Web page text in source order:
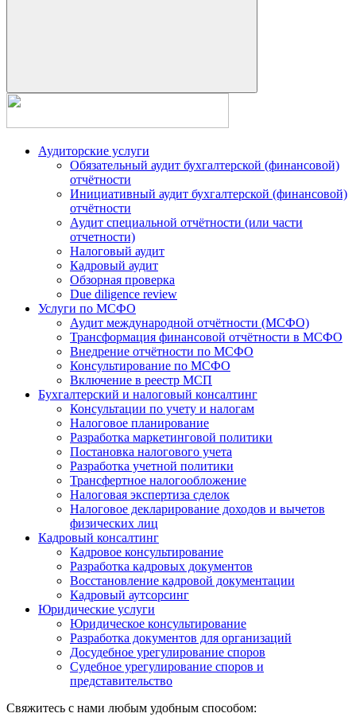
Аудиторские услуги
Обязательный аудит бухгалтерской (финансовой)
отчётности
Инициативный аудит бухгалтерской (финансовой)
отчётности
Аудит специальной отчётности (или части
отчетности)
Налоговый аудит
Кадровый аудит
Обзорная проверка
Due diligence review
Услуги по МСФО
Аудит международной отчётности (МСФО)
Трансформация финансовой отчётности в МСФО
Внедрение отчётности по МСФО
Консультирование по МСФО
Включение в реестр МСП
Бухгалтерский и налоговый консалтинг
Консультации по учету и налогам
Налоговое планирование
Разработка маркетинговой политики
Постановка налогового учета
Разработка учетной политики
Трансфертное налогообложение
Налоговая экспертиза сделок
Налоговое декларирование доходов и вычетов
физических лиц
Кадровый консалтинг
Кадровое консультирование
Разработка кадровых документов
Восстановление кадровой документации
Кадровый аутсорсинг
Юридические услуги
Юридическое консультирование
Разработка документов для организаций
Досудебное урегулирование споров
Судебное урегулирование споров и
представительство
Свяжитесь с нами любым удобным способом: